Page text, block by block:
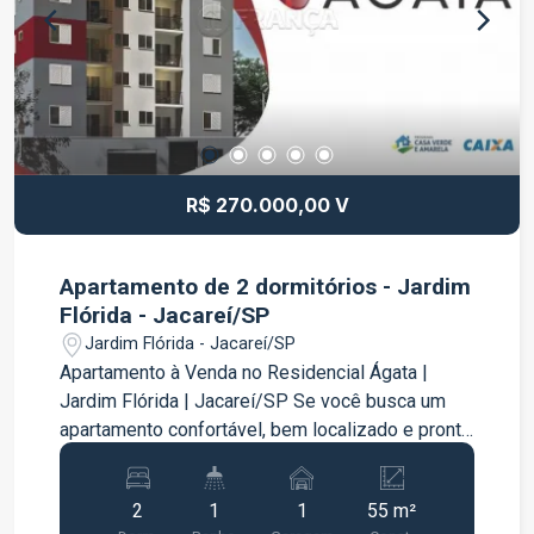
dormitório; Ambientes funcionais e bem
iluminados. O condomínio oferece segurança,
tranquilidade e excelente localização,
proporcionando praticidade no dia a dia e
qualidade de vida para toda a família. Uma ótima
oportunidade para quem deseja morar em um
condomínio fechado com conforto e segurança.
Agende sua visita e venha conhecer este
R$ 270.000,00 V
Apartamento de 2 dormitórios - Jardim
Flórida - Jacareí/SP
Jardim Flórida - Jacareí/SP
Apartamento à Venda no Residencial Ágata |
Jardim Flórida | Jacareí/SP Se você busca um
apartamento confortável, bem localizado e pronto
para morar, esta é uma excelente oportunidade!
Localizado no Residencial Ágata, este imóvel
conta com 2 dormitórios, ambientes bem
2 1 1 55 m²